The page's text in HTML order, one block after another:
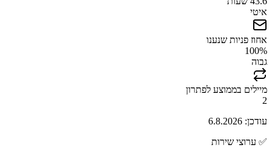
איטי
אחוז פניות שנענו
100%
גבוה
מיילים בממוצע לפתרון
2
עודכן: 6.8.2026
✅ ערוצי שירות